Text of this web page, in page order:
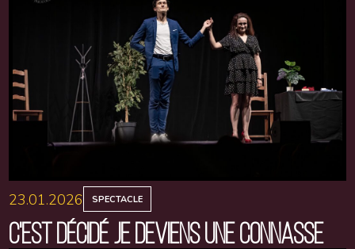
23.01.2026 SPECTACLE
C'EST DÉCIDÉ JE DEVIENS UNE CONNASSE